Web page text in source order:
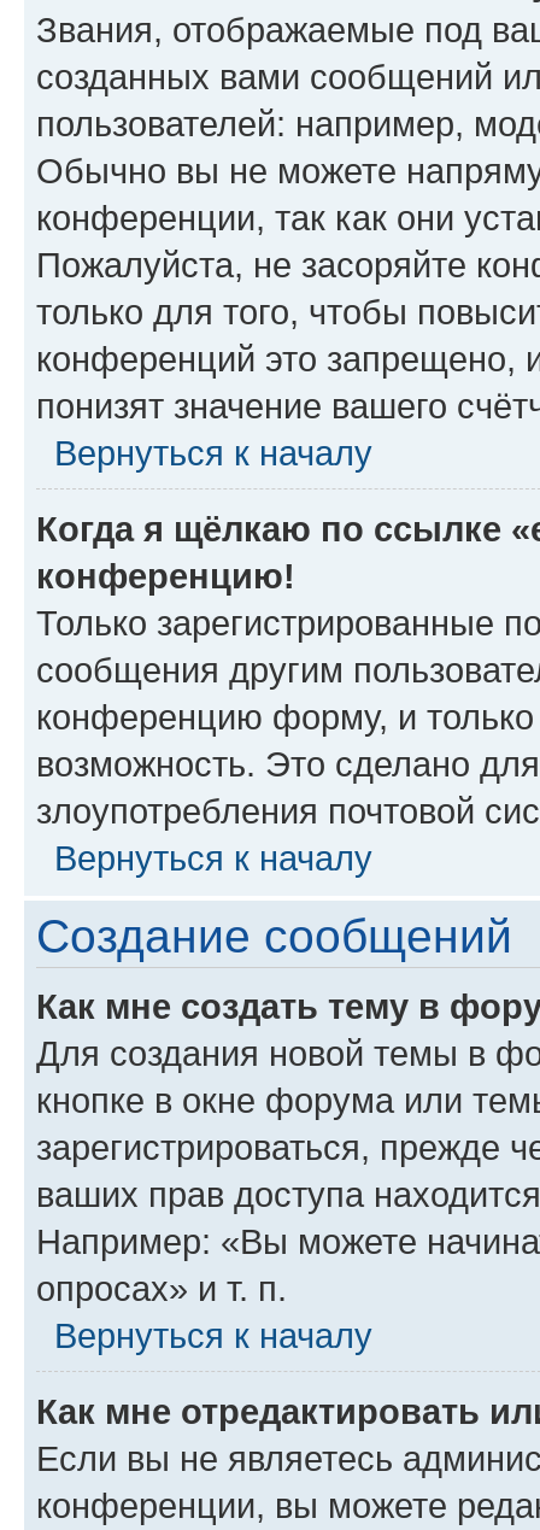
Звания, отображаемые под
созданных вами сообщений
пользователей: например,
Обычно вы не можете
конференции, так как они
Пожалуйста, не засоряйте
только для того, чтобы
конференций это запрещено,
понизят значение вашего
Вернуться к началу
Когда я щёлкаю по ссылке
конференцию!
Только зарегистрированные
сообщения другим
конференцию форму, и
возможность. Это сделано
злоупотребления почтовой
Вернуться к началу
Создание сообщений
Как мне создать тему в
Для создания новой темы в
кнопке в окне форума или
зарегистрироваться, прежде
ваших прав доступа
Например: «Вы можете
опросах» и т. п.
Вернуться к началу
Как мне отредактировать
Если вы не являетесь
конференции, вы можете